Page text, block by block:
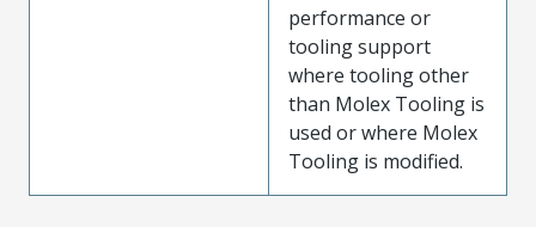
performance or
tooling support
where tooling other
than Molex Tooling is
used or where Molex
Tooling is modified.